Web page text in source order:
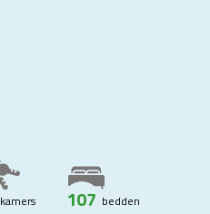
kamers 107 bedden